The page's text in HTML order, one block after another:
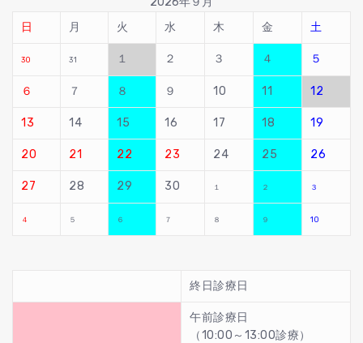
日
月 火 水 木 金 土
30 31 １ ２ ３ ４ ５
６ ７ ８ ９ 10 11 12
13 14 15 16 17 18 19
20 21 22 23 24 25 26
27 28 29 30 １ ２ ３
４ ５ ６ ７ ８ ９ 10
終日診療日
午前診療日
（10:00～13:00診療）